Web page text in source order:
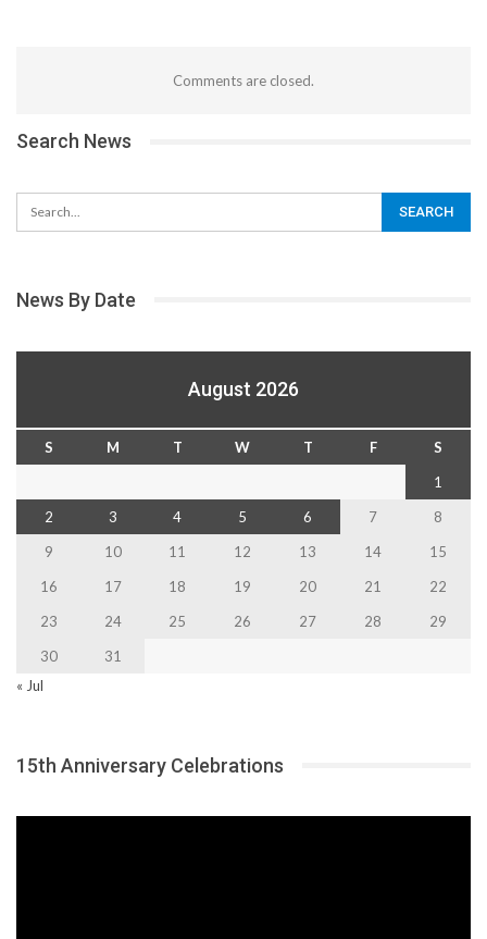
Comments are closed.
Search News
News By Date
August 2026
S M T W T F
S
1
2
3 4 5 6 7
8
9
10 11 12 13 14
15
16
17 18 19 20 21
22
23
24 25 26 27 28
29
30
31
« Jul
15th Anniversary Celebrations